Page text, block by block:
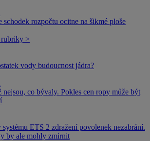
schodek rozpočtu ocitne na šikmé ploše
>
vody budoucnost jádra?
nejsou, co bývaly. Pokles cen ropy může být
systému ETS 2 zdražení povolenek nezabrání.
by ale mohly zmírnit